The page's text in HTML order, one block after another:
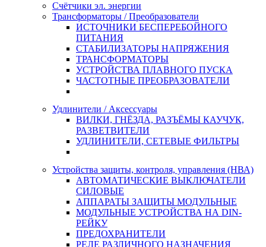
Счётчики эл. энергии
Трансформаторы / Преобразователи
ИСТОЧНИКИ БЕСПЕРЕБОЙНОГО
ПИТАНИЯ
СТАБИЛИЗАТОРЫ НАПРЯЖЕНИЯ
ТРАНСФОРМАТОРЫ
УСТРОЙСТВА ПЛАВНОГО ПУСКА
ЧАСТОТНЫЕ ПРЕОБРАЗОВАТЕЛИ
Удлинители / Аксессуары
ВИЛКИ, ГНЁЗДА, РАЗЪЁМЫ КАУЧУК,
РАЗВЕТВИТЕЛИ
УДЛИНИТЕЛИ, СЕТЕВЫЕ ФИЛЬТРЫ
Устройства защиты, контроля, управления (НВА)
АВТОМАТИЧЕСКИЕ ВЫКЛЮЧАТЕЛИ
СИЛОВЫЕ
АППАРАТЫ ЗАЩИТЫ МОДУЛЬНЫЕ
МОДУЛЬНЫЕ УСТРОЙСТВА НА DIN-
РЕЙКУ
ПРЕДОХРАНИТЕЛИ
РЕЛЕ РАЗЛИЧНОГО НАЗНАЧЕНИЯ